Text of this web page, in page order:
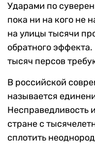
Ударами по
пока ни на кого не
на улицы тысячи
обратного
тысяч персов
В российской
называется
Несправедливость
стране с
сплотить